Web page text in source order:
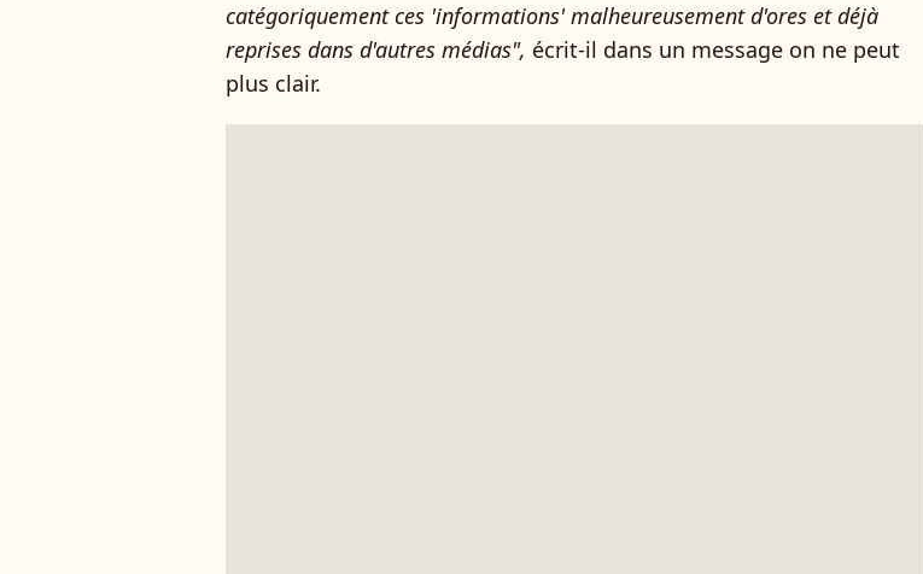
catégoriquement ces 'informations' malheureusement d'ores et déjà
reprises dans d'autres médias", écrit-il dans un message on ne peut
plus clair.